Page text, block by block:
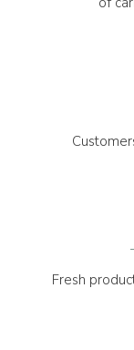
Fresh